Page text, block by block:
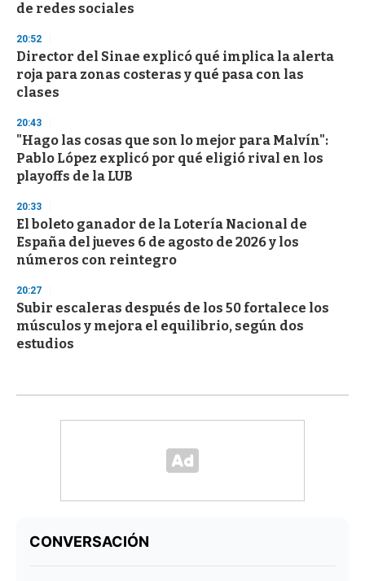
de redes sociales
20:52
Director del Sinae explicó qué implica la alerta
roja para zonas costeras y qué pasa con las
clases
20:43
"Hago las cosas que son lo mejor para Malvín":
Pablo López explicó por qué eligió rival en los
playoffs de la LUB
20:33
El boleto ganador de la Lotería Nacional de
España del jueves 6 de agosto de 2026 y los
números con reintegro
20:27
Subir escaleras después de los 50 fortalece los
músculos y mejora el equilibrio, según dos
estudios